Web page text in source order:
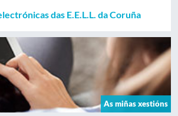
das E.E.L.L. da Coruña
As miñas xestións